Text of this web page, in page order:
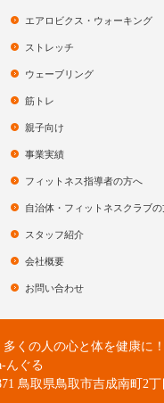
エアロビクス・ウォーキング
ストレッチ
ウェーブリング
筋トレ
親子向け
事業実績
フィットネス指導者の方へ
自治体・フィットネスクラブ
スタッフ紹介
会社概要
お問い合わせ
くの人の心と体を健康に！
んぐる
鳥取県鳥取市吉成南町2丁